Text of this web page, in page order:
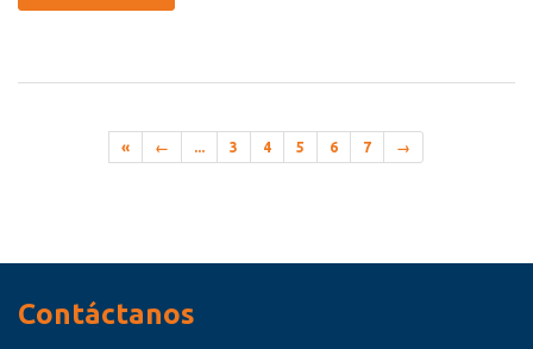
« ← ... 3 4 5 6 7 →
Contáctanos